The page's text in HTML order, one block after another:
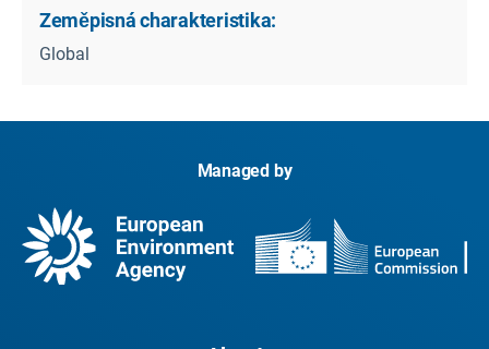
Zeměpisná charakteristika:
Global
Managed by